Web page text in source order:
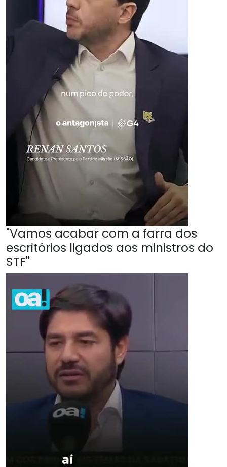
"Vamos acabar com a farra dos
escritórios ligados aos ministros do
STF"